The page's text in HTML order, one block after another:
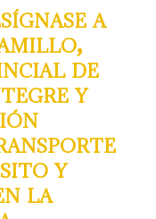
a
de
y
y
la